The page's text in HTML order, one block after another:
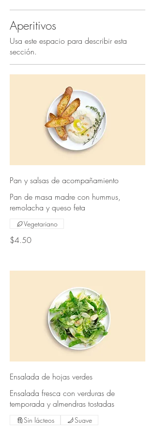
Aperitivos
Usa este espacio para describir esta
sección.
Pan y salsas de acompañamiento
Pan de masa madre con hummus,
remolacha y queso feta
$4.50
Vegetariano
Ensalada de hojas verdes
Ensalada fresca con verduras de
temporada y almendras tostadas
Sin lácteos Suave